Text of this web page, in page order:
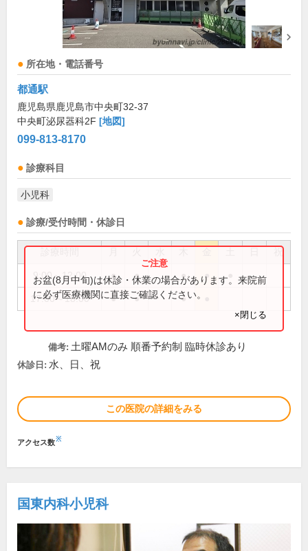
所在地・電話番号
都通駅
鹿児島県鹿児島市中央町32-37
中央町泌尿器科2F [地図]
099-813-8170
診療科目
小児科
診療/受付時間・休診日
祝
9:00～12:00 ● ● ● ●
17:00～18:00 ● ● ●
お盆(8月中旬)は休診・休業の場合があります。来院前
に必ず医療機関に直接ご確認ください。
×閉じる
備考: 土曜AMのみ 順番予約制 臨時休診あり
休診日: 水、日、祝
この医院の詳細をみる
アクセス数※
国東内科小児科